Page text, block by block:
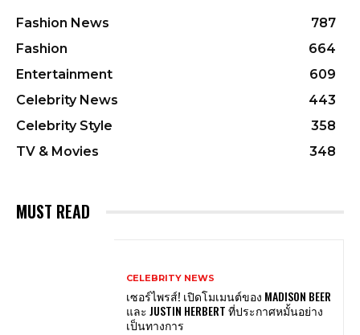
Fashion News
787
Fashion
664
Entertainment
609
Celebrity News
443
Celebrity Style
358
TV & Movies
348
MUST READ
CELEBRITY NEWS
เซอร์ไพรส์! เปิดโมเมนต์ของ MADISON BEER
และ JUSTIN HERBERT ที่ประกาศหมั้นอย่าง
เป็นทางการ